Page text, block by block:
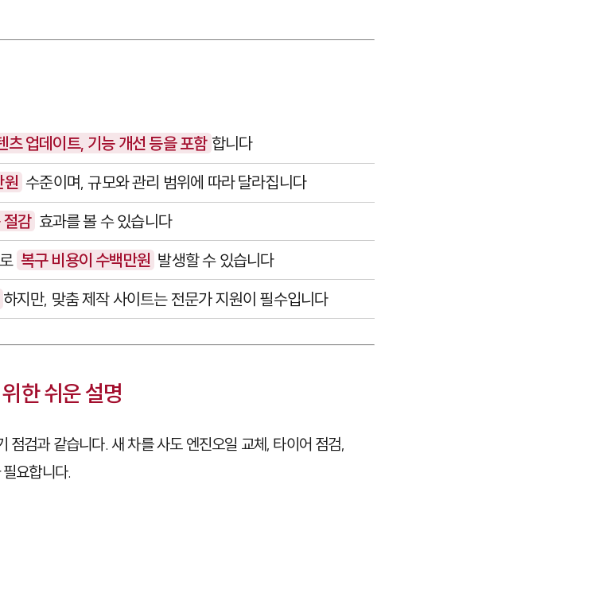
업데이트, 기능 개선 등을 포함 합니다
수준이며, 규모와 관리 범위에 따라 달라집니다
감 효과를 볼 수 있습니다
복구 비용이 수백만원 발생할 수 있습니다
하지만, 맞춤 제작 사이트는 전문가 지원이 필수입니다
한 쉬운 설명
점검과 같습니다. 새 차를 사도 엔진오일 교체, 타이어 점검,
요합니다.